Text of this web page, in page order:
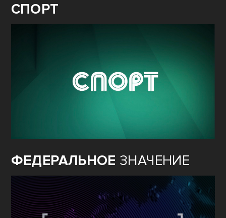
СПОРТ
ФЕДЕРАЛЬНОЕ ЗНАЧЕНИЕ